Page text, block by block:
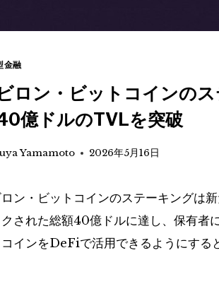
金融
ロン・ビットコインの
億ドルのTVLを突破
Yamamoto 2026年5月16日
ン・ビットコインのステーキングは
クされた総額40億ドルに達し、保有者
コインをDeFiで活用できるようにする